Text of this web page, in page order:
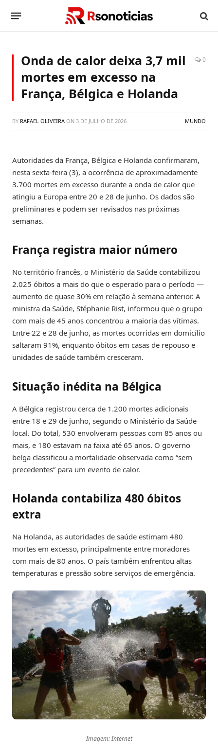
Onda de calor deixa 3,7 mil
mortes em excesso na
França, Bélgica e Holanda
0
BY RAFAEL OLIVEIRA ON 3 DE JULHO DE 2026 MUNDO
Autoridades da França, Bélgica e Holanda confirmaram,
nesta sexta-feira (3), a ocorrência de aproximadamente
3.700 mortes em excesso durante a onda de calor que
atingiu a Europa entre 20 e 28 de junho. Os dados são
preliminares e podem ser revisados nas próximas
semanas.
França registra maior número
No território francês, o Ministério da Saúde contabilizou
2.025 óbitos a mais do que o esperado para o período —
aumento de quase 30% em relação à semana anterior. A
ministra da Saúde, Stéphanie Rist, informou que o grupo
com mais de 45 anos concentrou a maioria das vítimas.
Entre 22 e 28 de junho, as mortes ocorridas em domicílio
saltaram 91%, enquanto óbitos em casas de repouso e
unidades de saúde também cresceram.
Situação inédita na Bélgica
A Bélgica registrou cerca de 1.200 mortes adicionais
entre 18 e 29 de junho, segundo o Ministério da Saúde
local. Do total, 530 envolveram pessoas com 85 anos ou
mais, e 180 estavam na faixa até 65 anos. O governo
belga classificou a mortalidade observada como “sem
precedentes” para um evento de calor.
Holanda contabiliza 480 óbitos
extra
Na Holanda, as autoridades de saúde estimam 480
mortes em excesso, principalmente entre moradores
com mais de 80 anos. O país também enfrentou altas
temperaturas e pressão sobre serviços de emergência.
Imagem: Internet